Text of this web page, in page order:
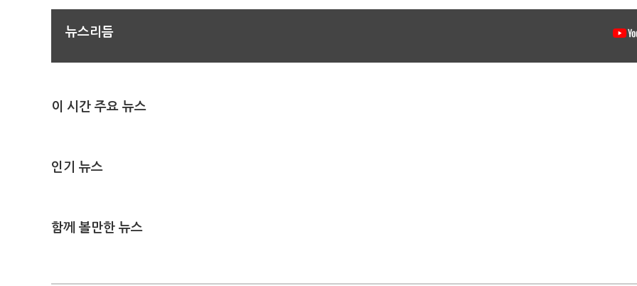
뉴스리듬
이 시간 주요 뉴스
인기 뉴스
함께 볼만한 뉴스